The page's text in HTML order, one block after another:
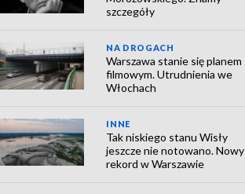
szczegóły
NA DROGACH
Warszawa stanie się planem
filmowym. Utrudnienia we
Włochach
INNE
Tak niskiego stanu Wisły
jeszcze nie notowano. Nowy
rekord w Warszawie